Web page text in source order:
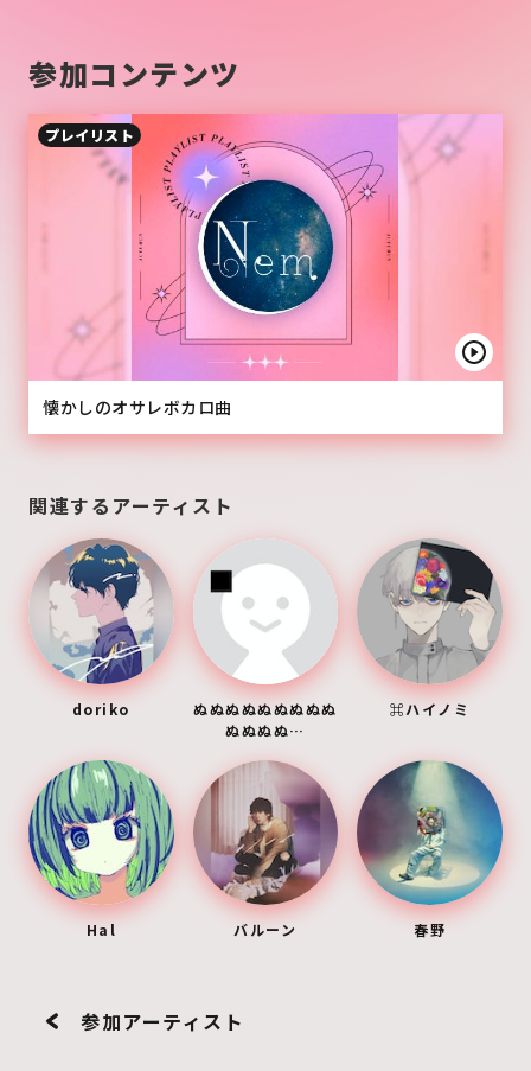
参加コンテンツ
プレイリスト
懐かしのオサレボカロ曲
関連するアーティスト
doriko
ぬぬぬぬぬぬぬぬぬ
ぬぬぬぬ…
⌘ハイノミ
Hal バルーン 春野
参加アーティスト